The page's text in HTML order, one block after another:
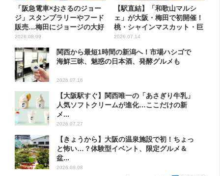
「阪急電車×おさるのジョー
ジ」スタンプラリーやフード
販売…梅田にジョージの大好
き...
2026.08.09
【駅直結】「和歌山マルシ
ェ」が大阪・梅田で初開催！
桃・シャインマスカット・巨
峰が...
2026.07.14
関西から最短1時間の新潟へ！市場ハシゴで
海鮮三昧、魅惑の日本酒、発酵グルメも
2026.07.16
【大阪駅すぐ】関西唯一の「あさぎり牛乳」
人気ソフトクリームが進化…ここだけの新
メ...
2026.07.27
【きょうから】大阪の温泉施設で初！ちょっ
と怖い…？体験型イベント、限定グルメ＆
盆...
2026.08.08